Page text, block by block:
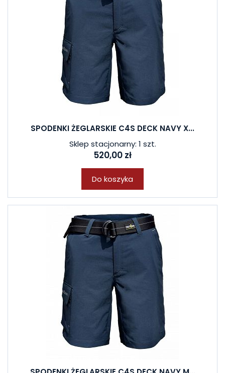
SPODENKI ŻEGLARSKIE C4S DECK NAVY X...
Sklep stacjonarny: 1 szt.
520,00 zł
Do koszyka